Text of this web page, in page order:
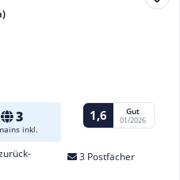
3
inkl.
1,6 Gut
01/2026
3 Postfächer